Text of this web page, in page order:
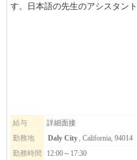
す。日本語の先生のアシスタン
給与
詳細面接
勤務地
Daly City, California, 94014
勤務時間
12:00～17:30